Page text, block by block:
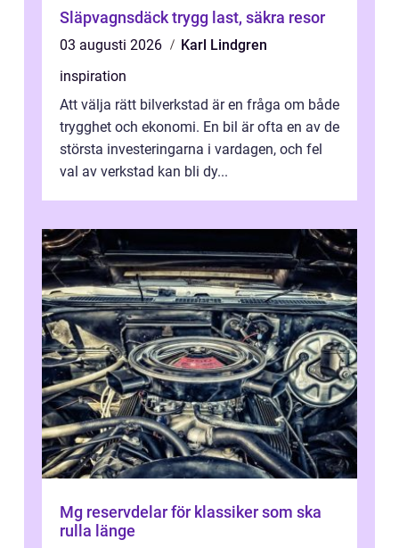
Släpvagnsdäck trygg last, säkra resor
03 augusti 2026
Karl Lindgren
inspiration
Att välja rätt bilverkstad är en fråga om både
trygghet och ekonomi. En bil är ofta en av de
största investeringarna i vardagen, och fel
val av verkstad kan bli dy...
Mg reservdelar för klassiker som ska
rulla länge